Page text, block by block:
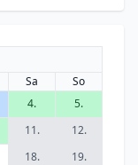
Sa
So
4.
5.
11.
12.
18.
19.